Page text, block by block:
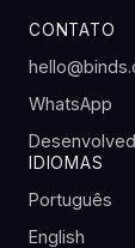
CONTATO
WhatsApp
IDIOMAS
Português
English